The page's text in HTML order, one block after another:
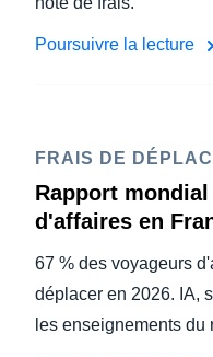
Poursuivre la lecture
FRAIS DE
Rapport
d'affaires en
67 % des voyageurs
déplacer en 2026. IA,
les enseignements du